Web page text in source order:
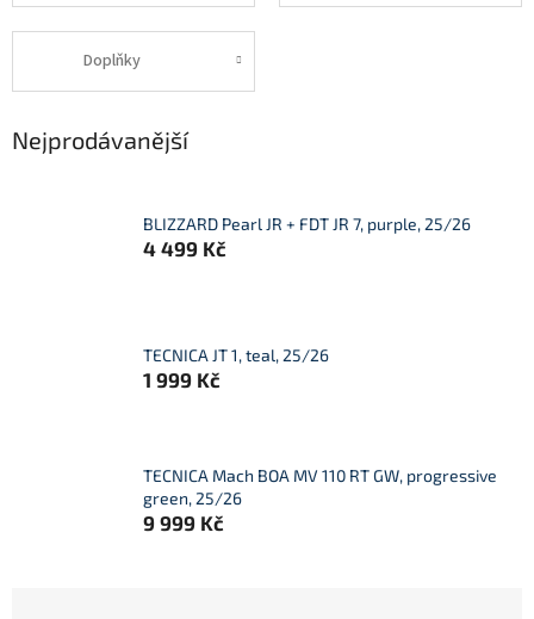
Doplňky
Nejprodávanější
BLIZZARD Pearl JR + FDT JR 7, purple, 25/26
4 499 Kč
TECNICA JT 1, teal, 25/26
1 999 Kč
TECNICA Mach BOA MV 110 RT GW, progressive
green, 25/26
9 999 Kč